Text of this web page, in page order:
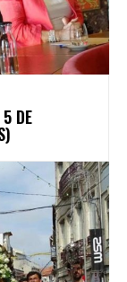
DE